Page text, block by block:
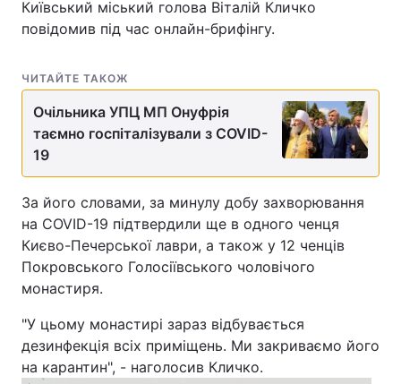
Київський міський голова Віталій Кличко
повідомив під час онлайн-брифінгу.
ЧИТАЙТЕ ТАКОЖ
Очільника УПЦ МП Онуфрія
таємно госпіталізували з COVID-
19
За його словами, за минулу добу захворювання
на COVID-19 підтвердили ще в одного ченця
Києво-Печерської лаври, а також у 12 ченців
Покровського Голосiївського чоловiчого
монастиря.
"У цьому монастирі зараз відбувається
дезинфекція всіх приміщень. Ми закриваємо його
на карантин", - наголосив Кличко.